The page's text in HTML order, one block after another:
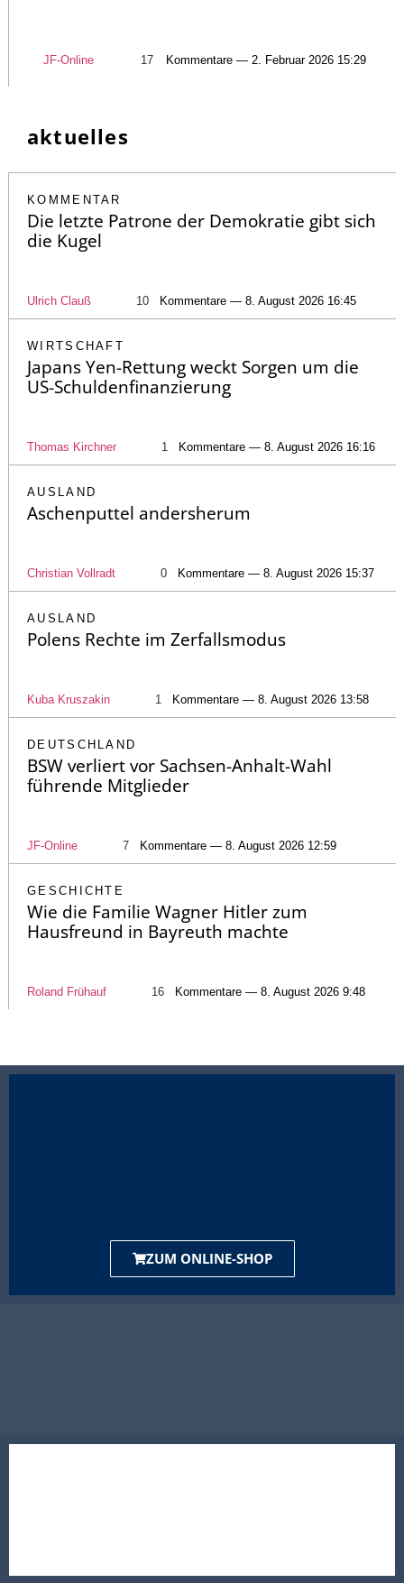
JF-Online 17 Kommentare — 2. Februar 2026 15:29
aktuelles
KOMMENTAR
Die letzte Patrone der Demokratie gibt sich
die Kugel
Ulrich Clauß 10 Kommentare — 8. August 2026 16:45
WIRTSCHAFT
Japans Yen-Rettung weckt Sorgen um die
US-Schuldenfinanzierung
Thomas Kirchner 1 Kommentare — 8. August 2026 16:16
AUSLAND
Aschenputtel andersherum
Christian Vollradt 0 Kommentare — 8. August 2026 15:37
AUSLAND
Polens Rechte im Zerfallsmodus
Kuba Kruszakin 1 Kommentare — 8. August 2026 13:58
DEUTSCHLAND
BSW verliert vor Sachsen-Anhalt-Wahl
führende Mitglieder
JF-Online 7 Kommentare — 8. August 2026 12:59
GESCHICHTE
Wie die Familie Wagner Hitler zum
Hausfreund in Bayreuth machte
Roland Frühauf 16 Kommentare — 8. August 2026 9:48
ZUM ONLINE-SHOP